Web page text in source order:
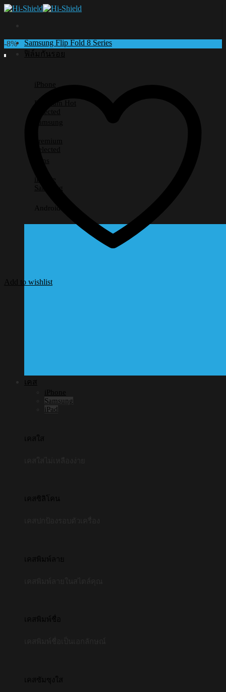
Skip
Samsung Flip Fold 8 Series
ฟิล์มกันรอย
iPhone
Premium
Selected
Samsung
Premium
Selected
Lens
iPhone
Samsung
Android อื่นๆ
เคส
iPhone
Samsung
iPad
เคสใส
เคสซิลิโคน
เคสพิมพ์ลาย
เคสพิมพ์ชื่อ
เคสซัมซุงใส
-8%
Add to wishlist